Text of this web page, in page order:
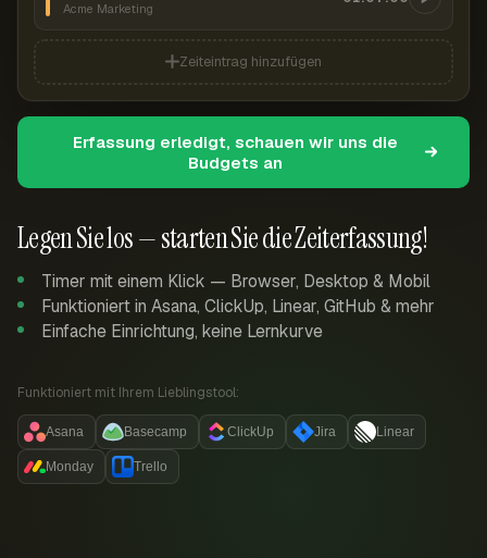
Legen Sie los — starten Sie die Zeiterfassung!
Timer mit einem Klick — Browser, Desktop & Mobil
Funktioniert in Asana, ClickUp, Linear, GitHub & mehr
Einfache Einrichtung, keine Lernkurve
Funktioniert mit Ihrem Lieblingstool:
Asana Basecamp ClickUp Jira Linear
Monday Trello
Acme Marketing
Zeiteintrag hinzufügen
Erfassung erledigt, schauen wir uns die
Budgets an